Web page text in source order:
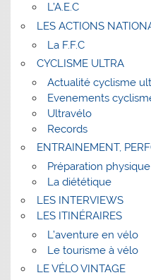
L’A.E.C
LES ACTIONS
La F.F.C
CYCLISME ULTRA
Actualité cyclisme
Evenements
Ultravélo
Records
ENTRAINEMENT,
Préparation
La diététique
LES INTERVIEWS
LES ITINÉRAIRES
L’aventure en vélo
Le tourisme à vélo
LE VÉLO VINTAGE